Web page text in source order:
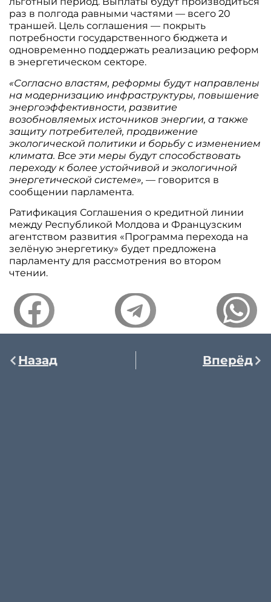
раз в полгода равными частями — всего 20
траншей. Цель соглашения — покрыть
потребности государственного бюджета и
одновременно поддержать реализацию реформ
в энергетическом секторе.
«Согласно властям, реформы будут направлены
на модернизацию инфраструктуры, повышение
энергоэффективности, развитие
возобновляемых источников энергии, а также
защиту потребителей, продвижение
экологической политики и борьбу с изменением
климата. Все эти меры будут способствовать
переходу к более устойчивой и экологичной
энергетической системе», — говорится в
сообщении парламента.
Ратификация Соглашения о кредитной линии
между Республикой Молдова и Французским
агентством развития «Программа перехода на
зелёную энергетику» будет предложена
парламенту для рассмотрения во втором
чтении.
Назад Вперёд